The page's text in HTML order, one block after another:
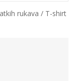
rukava
T-shirt